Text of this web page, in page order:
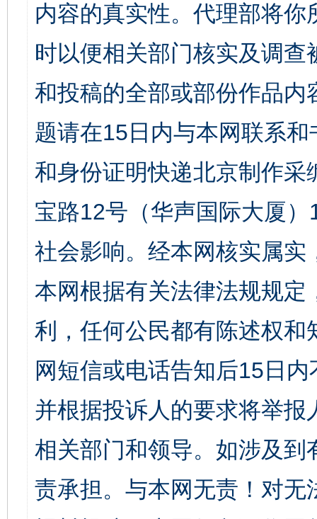
内容的真实性。代理部将
时以便相关部门核实及调
和投稿的全部或部份作品
题请在15日内与本网联系
和身份证明快递北京制作
宝路12号（华声国际大厦
社会影响。经本网核实属
本网根据有关法律法规规
利，任何公民都有陈述权
网短信或电话告知后15日
并根据投诉人的要求将举
相关部门和领导。如涉及
责承担。与本网无责！对